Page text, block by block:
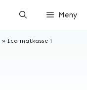
Meny
» Ica matkasse i